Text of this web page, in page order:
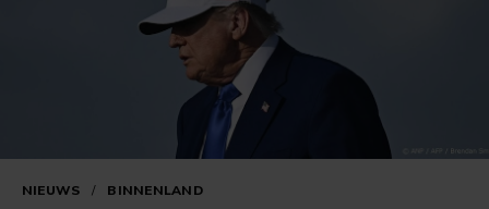
NIEUWS / BINNENLAND